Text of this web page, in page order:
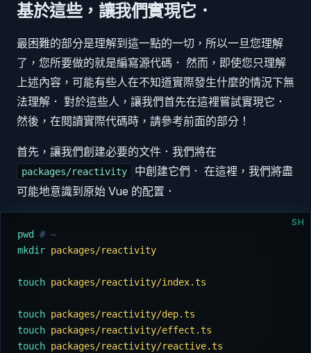
基於這些，讓我們實現它．
最困難的部分是理解到這一點的一切，所以一旦您理解
了，您所要做的就是編寫源代碼． 然而，即使您只理解
上述內容，可能有些人在不知道實際發生什麼的情況下無
法理解． 對於這些人，讓我們首先在這裡嘗試實現它．
然後，在閱讀實際代碼時，請參考前面的部分！
首先，讓我們創建必要的文件．我們將在
packages/reactivity
中創建它們． 在這裡，我們將盡
可能地意識到原始 Vue 的配置．
SH
pwd
# ~
mkdir packages/reactivity
touch packages/reactivity/index.ts
touch packages/reactivity/dep.ts
touch packages/reactivity/effect.ts
touch packages/reactivity/reactive.ts